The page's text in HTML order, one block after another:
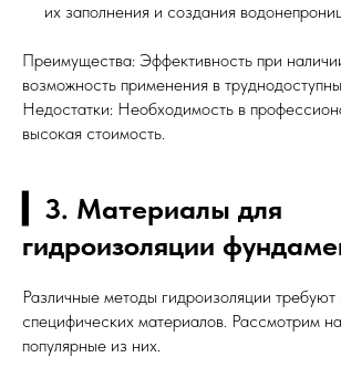
их заполнения и создания
Преимущества: Эффективность при
возможность применения в
Недостатки: Необходимость в
высокая стоимость.
▎3. Материалы для
гидроизоляции
Различные методы гидроизоляции требуют
специфических материалов. Рассмотрим
популярные из них.